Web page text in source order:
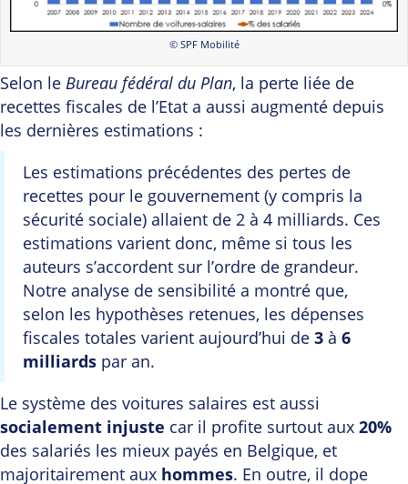
© SPF Mobilité
Selon le Bureau fédéral du Plan, la perte liée de
recettes fiscales de l’Etat a aussi augmenté depuis
les dernières estimations :
Les estimations précédentes des pertes de
recettes pour le gouvernement (y compris la
sécurité sociale) allaient de 2 à 4 milliards. Ces
estimations varient donc, même si tous les
auteurs s’accordent sur l’ordre de grandeur.
Notre analyse de sensibilité a montré que,
selon les hypothèses retenues, les dépenses
fiscales totales varient aujourd’hui de 3 à 6
milliards par an.
Le système des voitures salaires est aussi
socialement injuste car il profite surtout aux 20%
des salariés les mieux payés en Belgique, et
majoritairement aux hommes. En outre, il dope